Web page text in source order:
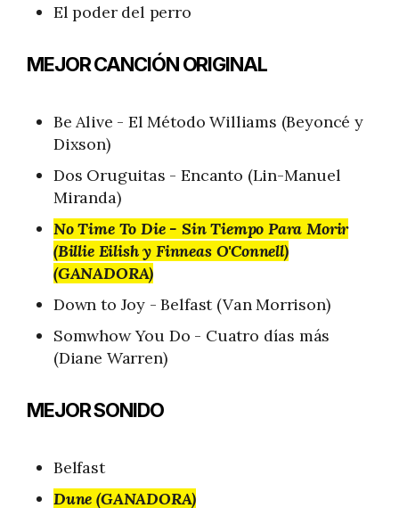
El poder del perro
MEJOR CANCIÓN ORIGINAL
Be Alive - El Método Williams (Beyoncé y
Dixson)
Dos Oruguitas - Encanto (Lin-Manuel
Miranda)
No Time To Die - Sin Tiempo Para Morir
(Billie Eilish y Finneas O'Connell)
(GANADORA)
Down to Joy - Belfast (Van Morrison)
Somwhow You Do - Cuatro días más
(Diane Warren)
MEJOR SONIDO
Belfast
Dune (GANADORA)